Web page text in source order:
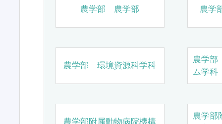
農学部 農学部 農学
農学部 環境資源科学科
農学
ム学科
農学部附属動物病院機構
農学部